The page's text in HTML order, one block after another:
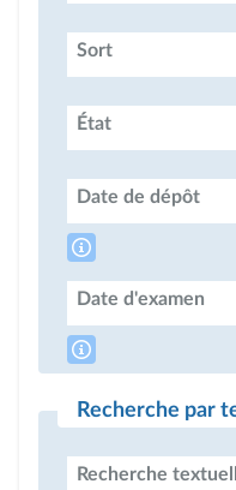
Sort
État
Date de dépôt
Date d'examen
Recherche par
Recherche